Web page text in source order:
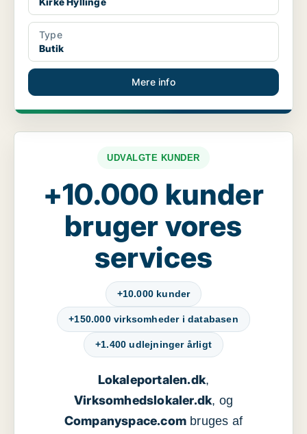
Type
Butik
Mere info
UDVALGTE KUNDER
+10.000 kunder
bruger vores
services
+10.000 kunder
+150.000 virksomheder i databasen
+1.400 udlejninger årligt
Lokaleportalen.dk,
Virksomhedslokaler.dk, og
Companyspace.com bruges af